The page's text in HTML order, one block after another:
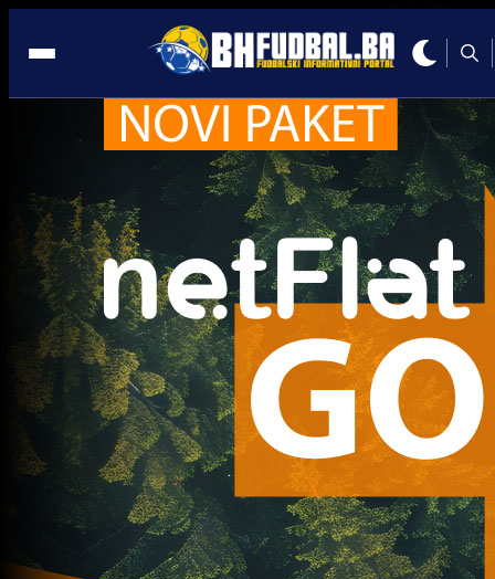
Bayer Leverkusen
U21 Selekcija
Na krilima čuda iz BiH! Kerim Alajbegović
asistencijama srušio Bayern i odveo Bayer u
1 godina 2 mjesec